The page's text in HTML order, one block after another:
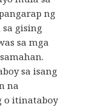
ng
gising
sa mga
sa isang
na
o itinataboy